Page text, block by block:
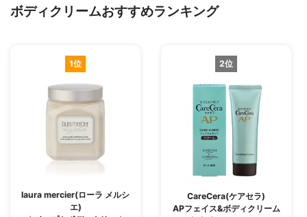
ボディクリームおすすめランキング
1位
laura mercier(ローラ メルシ
エ)
2位
CareCera(ケアセラ)
APフェイス&ボディクリーム